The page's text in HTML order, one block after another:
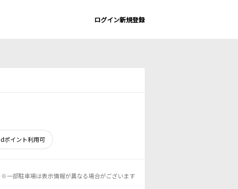
ログイン新規登録
dポイント利用可
※一部駐車場は表示情報が異なる場合がございます